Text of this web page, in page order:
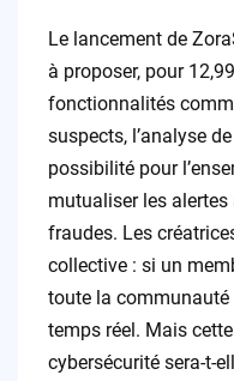
Le lancement de
à proposer, pour
fonctionnalités
suspects, l’analyse
possibilité pour
mutualiser les
fraudes. Les
collective : si un
toute la communauté
temps réel. Mais
cybersécurité sera-t-